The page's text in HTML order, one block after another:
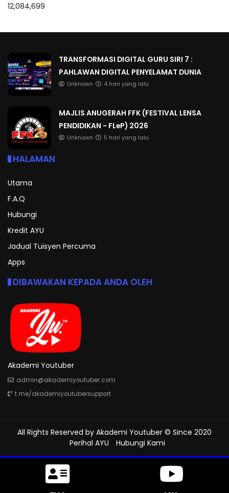
12,084,699
TRANSFORMASI DIGITAL GURU SIRI 7 :
PAHLAWAN DIGITAL PENYELAMAT DUNIA
Unknown 4 hari yang lalu
MAJLIS ANUGERAH FFK (FESTIVAL LENSA
PENDIDIKAN - FLeP) 2026
Unknown 5 hari yang lalu
HALAMAN
Utama
F.A.Q
Hubungi
Kredit AYU
Jadual Tuisyen Percuma
Apps
DIBAWAKAN KEPADA ANDA OLEH
Akademi Youtuber
admin@akademiyoutuber.com
t.me/akademiyoutubersupport
All Rights Reserved by Akademi Youtuber © Since 2020
Perihal AYU
Hubungi Kami